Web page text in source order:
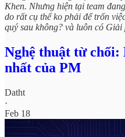
Khen. Nhưng hiện tại team
do rất cụ thể ko phải để trốn
quý sau không? và luôn có Giải
Nghệ thuật từ chối:
nhất của PM
Datht
·
Feb 18